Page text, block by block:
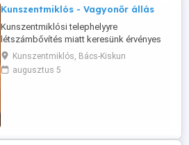
Kunszentmiklós - Vagyonőr állás
Kunszentmiklósi telephelyyre
létszámbővítés miatt keresünk érvényes
papírokkal rendelkező biztonságiőr
kollégákat nappali munkarendbe mielőbbi
kezdéssel.
Kunszentmiklós, Bács-Kiskun
augusztus 5